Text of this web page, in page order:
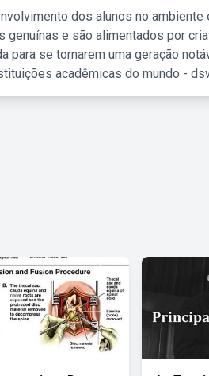
dos alunos no ambiente
e são alimentados por
para se tornarem uma geração
acadêmicas do mundo -